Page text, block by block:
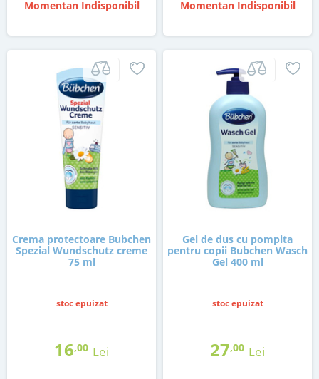
Momentan Indisponibil Momentan Indisponibil
Crema protectoare Bubchen
Spezial Wundschutz creme
75 ml
stoc epuizat
16,00 Lei
Gel de dus cu pompita
pentru copii Bubchen Wasch
Gel 400 ml
stoc epuizat
27,00 Lei